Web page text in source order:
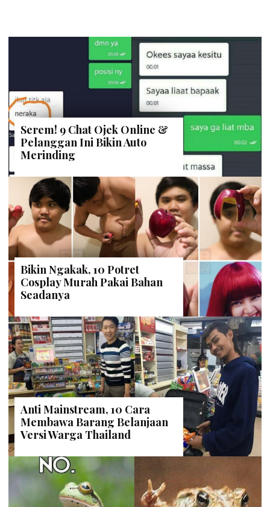
Serem! 9 Chat Ojek Online &
Pelanggan Ini Bikin Auto
Merinding
Bikin Ngakak, 10 Potret
Cosplay Murah Pakai Bahan
Seadanya
Anti Mainstream, 10 Cara
Membawa Barang Belanjaan
Versi Warga Thailand